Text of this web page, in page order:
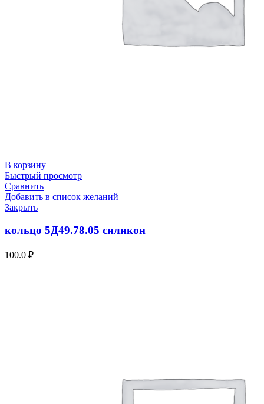
В корзину
Быстрый просмотр
Сравнить
Добавить в список желаний
Закрыть
кольцо 5Д49.78.05 силикон
100.0 ₽